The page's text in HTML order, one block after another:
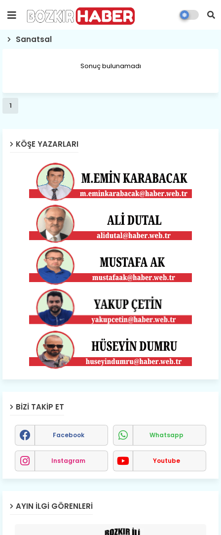
Sanatsal
Sonuç bulunamadı
1
KÖŞE YAZARLARI
BIZI TAKIP ET
Facebook Whatsapp
Instagram Youtube
AYIN İLGI GÖRENLERI